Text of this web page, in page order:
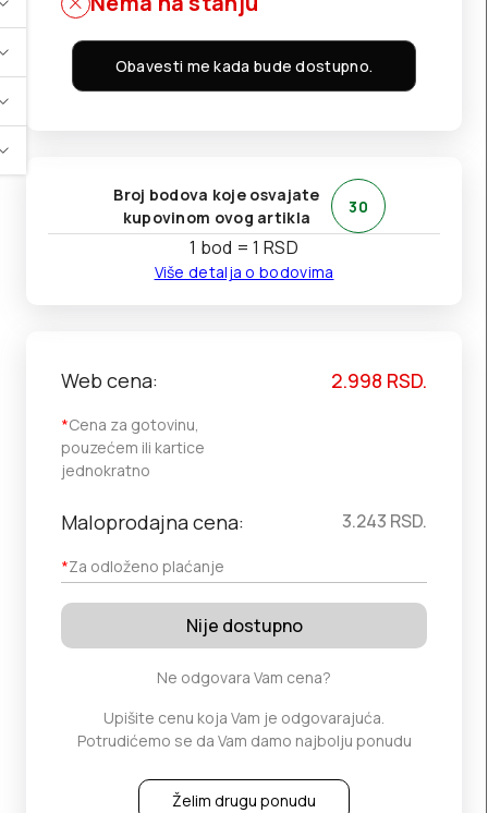
Obavesti me kada bude dostupno.
Broj bodova koje osvajate
kupovinom ovog artikla
30
1 bod = 1 RSD
Više detalja o bodovima
Web cena:
*Cena za gotovinu,
pouzećem ili kartice
jednokratno
2.998 RSD.
Maloprodajna cena:
*Za odloženo plaćanje
3.243 RSD.
Nije dostupno
Ne odgovara Vam cena?
Upišite cenu koja Vam je odgovarajuća.
Potrudićemo se da Vam damo najbolju ponudu
Želim drugu ponudu